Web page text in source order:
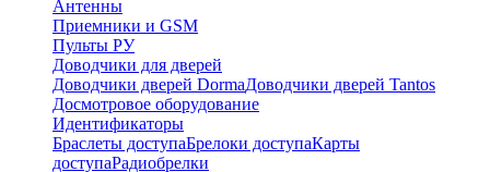
Антенны
Приемники и GSM
Пульты РУ
Доводчики для дверей
Доводчики дверей DormaДоводчики дверей Tantos
Досмотровое оборудование
Идентификаторы
Браслеты доступаБрелоки доступаКарты
доступаРадиобрелки